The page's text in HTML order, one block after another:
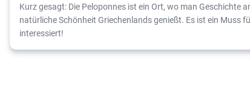
Kurz gesagt: Die Peloponnes ist ein Ort, wo man Geschichte
natürliche Schönheit Griechenlands genießt. Es ist ein Muss
interessiert!